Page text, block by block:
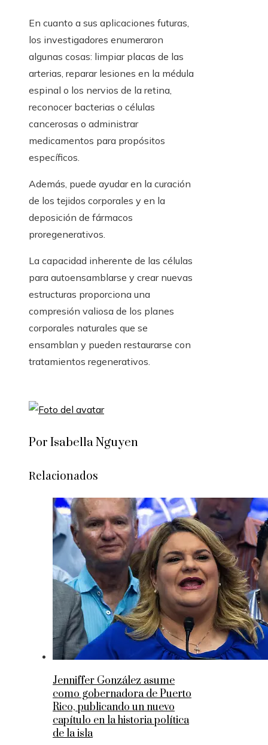
En cuanto a sus aplicaciones futuras,
los investigadores enumeraron
algunas cosas: limpiar placas de las
arterias, reparar lesiones en la médula
espinal o los nervios de la retina,
reconocer bacterias o células
cancerosas o administrar
medicamentos para propósitos
específicos.
Además, puede ayudar en la curación
de los tejidos corporales y en la
deposición de fármacos
proregenerativos.
La capacidad inherente de las células
para autoensamblarse y crear nuevas
estructuras proporciona una
compresión valiosa de los planes
corporales naturales que se
ensamblan y pueden restaurarse con
tratamientos regenerativos.
Por Isabella Nguyen
Relacionados
Jenniffer González asume
como gobernadora de Puerto
Rico, publicando un nuevo
capítulo en la historia política
de la isla